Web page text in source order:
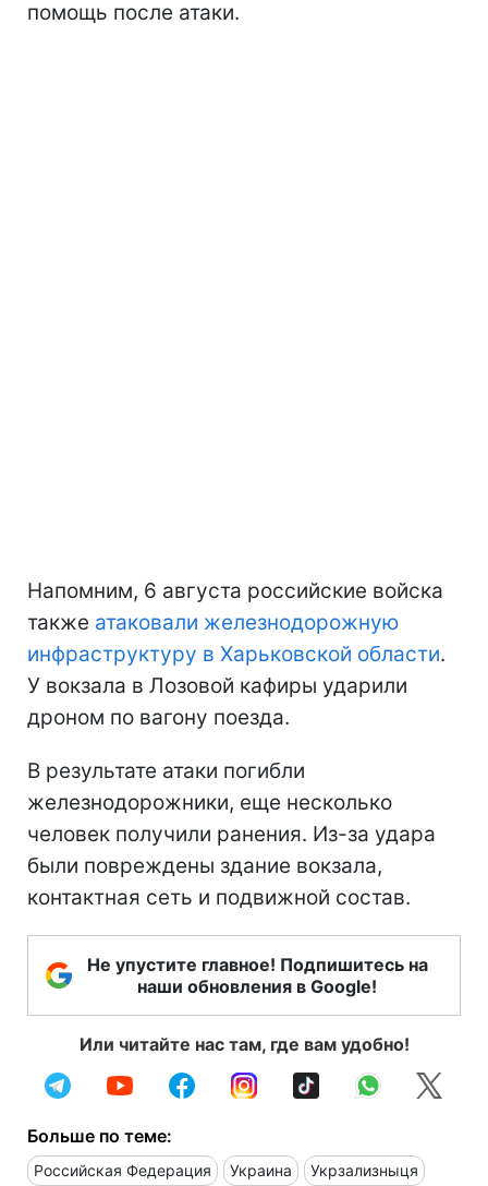
помощь после атаки.
Напомним, 6 августа российские войска
также атаковали железнодорожную
инфраструктуру в Харьковской области.
У вокзала в Лозовой кафиры ударили
дроном по вагону поезда.
В результате атаки погибли
железнодорожники, еще несколько
человек получили ранения. Из-за удара
были повреждены здание вокзала,
контактная сеть и подвижной состав.
Не упустите главное! Подпишитесь на
наши обновления в Google!
Или читайте нас там, где вам удобно!
Больше по теме:
Российская Федерация Украина Укрзализныця